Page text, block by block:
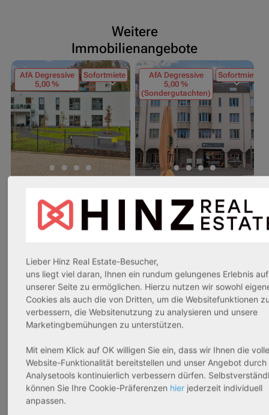
Weitere
Immobilienangebote
AfA Degressive
5,00 %
Sofortmiete
32602 Vlotho
Rendite:
Pflegeapartment
Objekteigenschaft:
Bestandsobjekt
Gesamtfläche:
54,53 m² - 62,96 m²
Gesamtpreis:
269.570,00 € – 311.250,00 €
AfA Degressive
5,00 %
(Sondergutachten)
Sofortmiete
53840 Troisdorf
Rendite:
Betreutes Wohnen
Objekteigenschaft:
Bestandsobjekt
Gesamtfläche:
87,17 m² - 153,66 m²
Gesamtpreis:
243.651,89 € - 429.392,43 €
Lieber Hinz Real Estate-Besucher,
uns liegt viel daran, Ihnen ein rundum gelungenes Erlebnis auf
unserer Seite zu ermöglichen. Hierzu nutzen wir sowohl
Cookies als auch die von Dritten, um die Websitefunktionen
verbessern, die Websitenutzung zu analysieren und unsere
Marketingbemühungen zu unterstützen.
Mit einem Klick auf OK willigen Sie ein, dass wir Ihnen die
Website-Funktionalität bereitstellen und unser Angebot durch
Analysetools kontinuierlich verbessern dürfen.
können Sie Ihre Cookie-Präferenzen hier jederzeit individuell
anpassen.